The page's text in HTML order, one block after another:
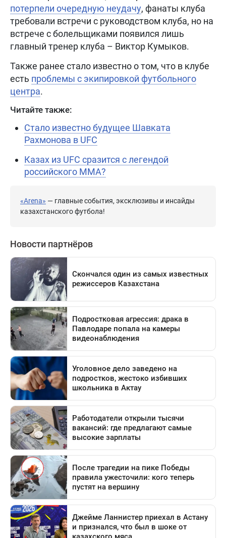
потерпели очередную неудачу, фанаты клуба
требовали встречи с руководством клуба, но на
встрече с болельщиками появился лишь
главный тренер клуба – Виктор Кумыков.
Также ранее стало известно о том, что в клубе
есть проблемы с экипировкой футбольного
центра.
Читайте также:
Стало известно будущее Шавката
Рахмонова в UFC
Казах из UFC сразится с легендой
российского ММА?
«Arena» — главные события, эксклюзивы и инсайды
казахстанского футбола!